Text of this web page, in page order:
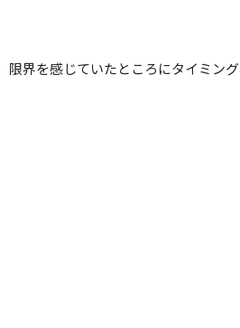
限界を感じていたところにタイミング